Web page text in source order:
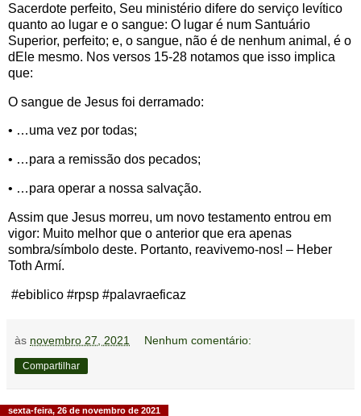
Sacerdote perfeito, Seu ministério difere do serviço levítico
quanto ao lugar e o sangue: O lugar é num Santuário
Superior, perfeito; e, o sangue, não é de nenhum animal, é o
dEle mesmo. Nos versos 15-28 notamos que isso implica
que:
O sangue de Jesus foi derramado:
• …uma vez por todas;
• …para a remissão dos pecados;
• …para operar a nossa salvação.
Assim que Jesus morreu, um novo testamento entrou em
vigor: Muito melhor que o anterior que era apenas
sombra/símbolo deste. Portanto, reavivemo-nos! – Heber
Toth Armí.
#ebiblico #rpsp #palavraeficaz
às novembro 27, 2021 Nenhum comentário:
Compartilhar
sexta-feira, 26 de novembro de 2021